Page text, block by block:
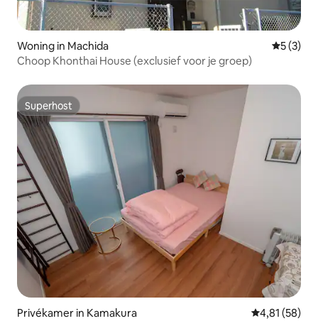
Woning in Machida
5 (3)
Choop Khonthai House (exclusief voor je groep)
Superhost
Superhost
Privékamer in Kamakura Gemiddelde
4,81 (58)